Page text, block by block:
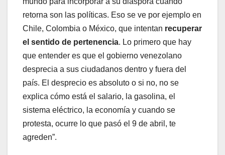
retorna son las políticas. Eso se ve por ejemplo en
Chile, Colombia o México, que intentan recuperar
el sentido de pertenencia. Lo primero que hay
que entender es que el gobierno venezolano
desprecia a sus ciudadanos dentro y fuera del
país. El desprecio es absoluto o si no, no se
explica cómo está el salario, la gasolina, el
sistema eléctrico, la economía y cuando se
protesta, ocurre lo que pasó el 9 de abril, te
agreden”.